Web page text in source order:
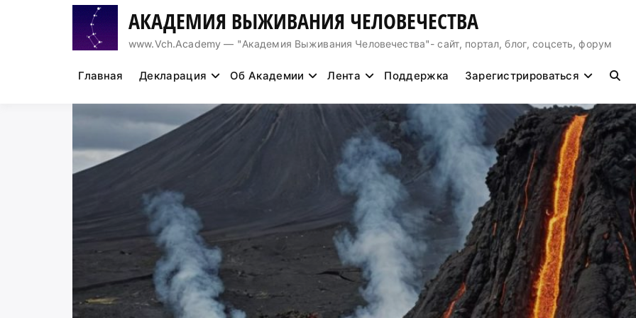
АКАДЕМИЯ ВЫЖИВАНИЯ ЧЕЛОВЕЧЕСТВА
www.Vch.Academy — "Академия Выживания Человечества"- сайт, портал, блог, соцсеть, форум
Главная Декларация Об Академии Лента Поддержка Зарегистрироваться